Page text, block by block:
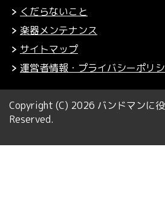
くだらないこと
楽器メンテナンス
サイトマップ
運営者情報・プライバシーポリ
Copyright (C) 2026 バンドマンに
Reserved.